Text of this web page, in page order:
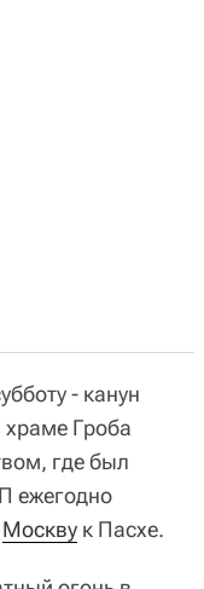
- канун
Гроба
где был
ежегодно
Москву к Пасхе.